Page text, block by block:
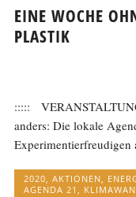
EINE WOCHE
PLASTIK
:::::
anders: Die lokale
Experimentierfreudigen
2020,AKTIONEN,
AGENDA 21,